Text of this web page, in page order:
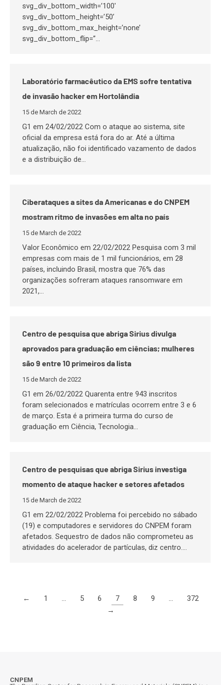
svg_div_bottom_width=’100′
svg_div_bottom_height=’50’
svg_div_bottom_max_height=’none’
svg_div_bottom_flip=”…
Laboratório farmacêutico da EMS sofre tentativa
de invasão hacker em Hortolândia
15 de March de 2022
G1 em 24/02/2022 Com o ataque ao sistema, site
oficial da empresa está fora do ar. Até a última
atualização, não foi identificado vazamento de dados
e a distribuição de…
Ciberataques a sites da Americanas e do CNPEM
mostram ritmo de invasões em alta no país
15 de March de 2022
Valor Econômico em 22/02/2022 Pesquisa com 3 mil
empresas com mais de 1 mil funcionários, em 28
países, incluindo Brasil, mostra que 76% das
organizações sofreram ataques ransomware em
2021,…
Centro de pesquisa que abriga Sirius divulga
aprovados para graduação em ciências; mulheres
são 9 entre 10 primeiros da lista
15 de March de 2022
G1 em 26/02/2022 Quarenta entre 943 inscritos
foram selecionados e matrículas ocorrem entre 3 e 6
de março. Esta é a primeira turma do curso de
graduação em Ciência, Tecnologia…
Centro de pesquisas que abriga Sirius investiga
momento de ataque hacker e setores afetados
15 de March de 2022
G1 em 22/02/2022 Problema foi percebido no sábado
(19) e computadores e servidores do CNPEM foram
afetados. Sequestro de dados não comprometeu as
atividades do acelerador de partículas, diz centro.…
← 1 … 5 6 7 8 9 …
372
→
CNPEM